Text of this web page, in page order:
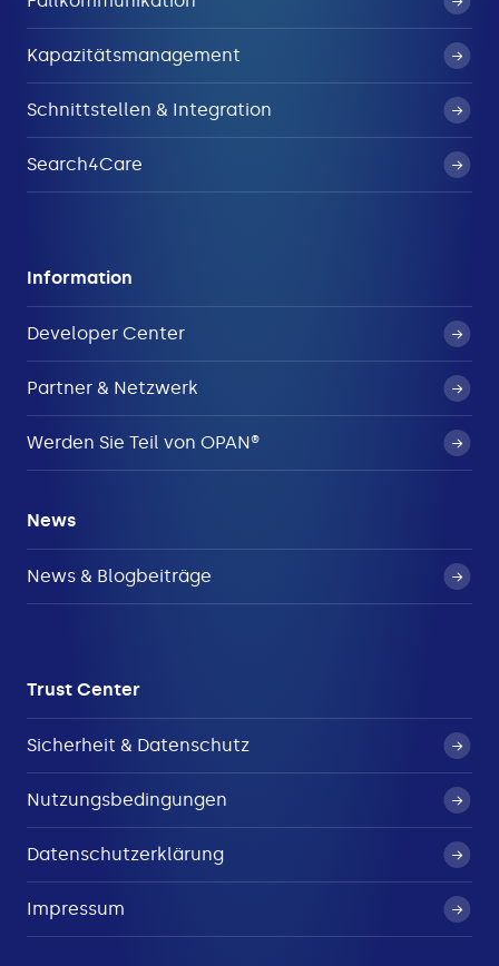
Kapazitätsmanagement
Schnittstellen & Integration
Search4Care
Information
Developer Center
Partner & Netzwerk
Werden Sie Teil von OPAN®
News
News & Blogbeiträge
Trust Center
Sicherheit & Datenschutz
Nutzungsbedingungen
Datenschutzerklärung
Impressum